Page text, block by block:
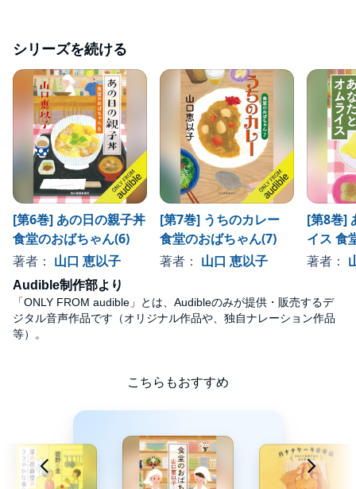
シリーズを続ける
[第6巻] あの日の親子丼
食堂のおばちゃん(6)
著者： 山口 恵以子
[第7巻] うちのカレー
食堂のおばちゃん(7)
著者： 山口 恵以子
[第8巻]
イス 食
(8)
著者：
Audible制作部より
「ONLY FROM audible」とは、Audibleのみが提供・販売するデ
ジタル音声作品です（オリジナル作品や、独自ナレーション作品
等）。
こちらもおすすめ